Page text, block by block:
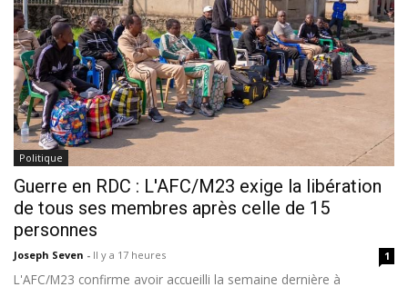
Politique
Guerre en RDC : L'AFC/M23 exige la libération
de tous ses membres après celle de 15
personnes
Joseph Seven - Il y a 17 heures 1
L'AFC/M23 confirme avoir accueilli la semaine dernière à